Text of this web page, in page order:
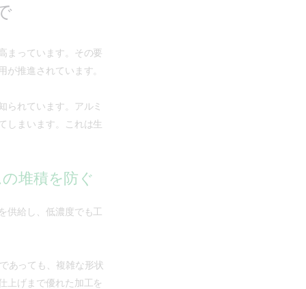
まっています。その要
推進されています。
られています。アルミ
しまいます。これは生
堆積を防ぐ
供給し、低濃度でも工
あっても、複雑な形状
上げまで優れた加工を